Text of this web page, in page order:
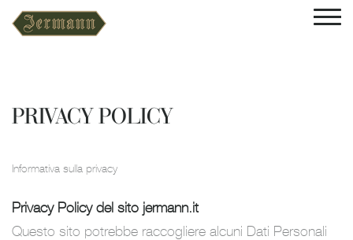
PRIVACY POLICY
Informativa sulla privacy
Privacy Policy del sito jermann.it
Questo sito potrebbe raccogliere alcuni Dati Personali